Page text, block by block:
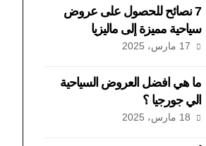
7 نصائح للحصول على عروض
سياحية مميزة إلى ماليزيا
17 مارس، 2025
ما هي افضل العروض السياحية
الي جورجيا ؟
18 مارس، 2025